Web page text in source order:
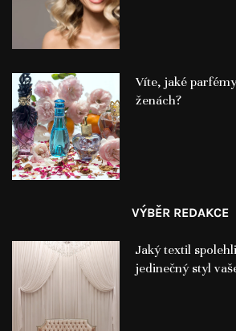
Víte, jaké
ženách?
VÝBĚR REDAKCE
Jaký textil
jedinečný styl